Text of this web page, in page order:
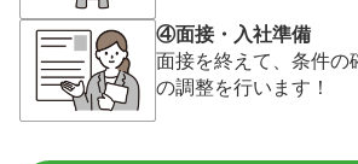
④面接・入社準備
面接を終えて、条件の
の調整を行います！